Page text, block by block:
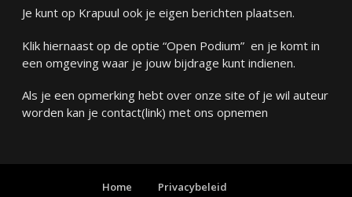
Je kunt op Krapuul ook je eigen berichten plaatsen.
Klik hiernaast op de optie “Open Podium” en je komt in
een omgeving waar je jouw bijdrage kunt indienen.
Als je een opmerking hebt over onze site of je wil auteur
worden kan je contact(link) met ons opnemen
Home Privacybeleid